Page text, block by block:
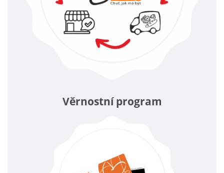
Věrnostní program